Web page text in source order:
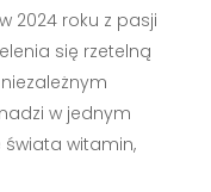
2024 roku z pasji
się rzetelną
w jednym
witamin,